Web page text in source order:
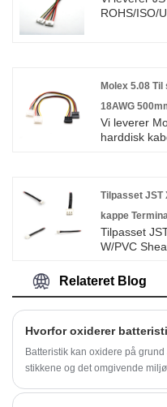
ROHS/ISO/
Molex 5.08
18AWG
Vi leverer
harddisk
Europa og
langsigtede
Tilpasset JST
kappe
Tilpasset
W/PVC
ROHS/ISO/
og Amerika.
langsigtede
Relateret Blog
Hvorfor oxiderer
Batteristik kan oxidere på
stikkene og det omgivende miljø.